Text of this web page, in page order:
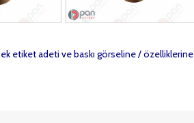
etiket adeti ve baskı görseline / özelliklerine